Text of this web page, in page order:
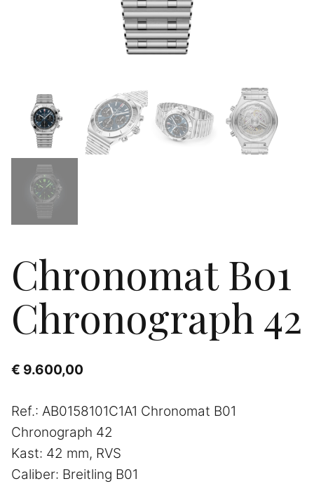
Chronomat B01
Chronograph 42
€ 9.600,00
Ref.: AB0158101C1A1 Chronomat B01
Chronograph 42
Kast: 42 mm, RVS
Caliber: Breitling B01